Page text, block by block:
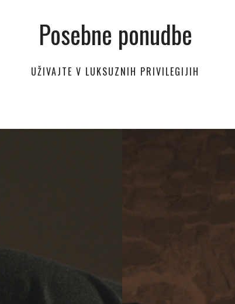
Posebne ponudbe
UŽIVAJTE V LUKSUZNIH PRIVILEGIJIH